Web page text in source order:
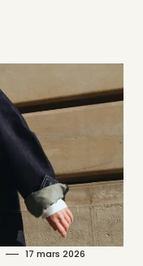
17 mars 2026